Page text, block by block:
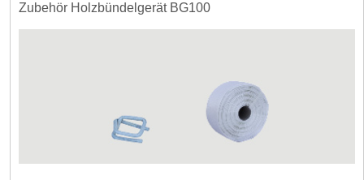
Zubehör Holzbündelgerät BG100